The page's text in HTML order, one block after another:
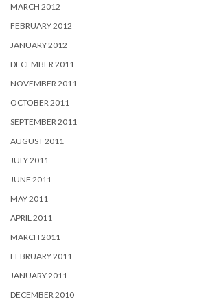
MARCH 2012
FEBRUARY 2012
JANUARY 2012
DECEMBER 2011
NOVEMBER 2011
OCTOBER 2011
SEPTEMBER 2011
AUGUST 2011
JULY 2011
JUNE 2011
MAY 2011
APRIL 2011
MARCH 2011
FEBRUARY 2011
JANUARY 2011
DECEMBER 2010